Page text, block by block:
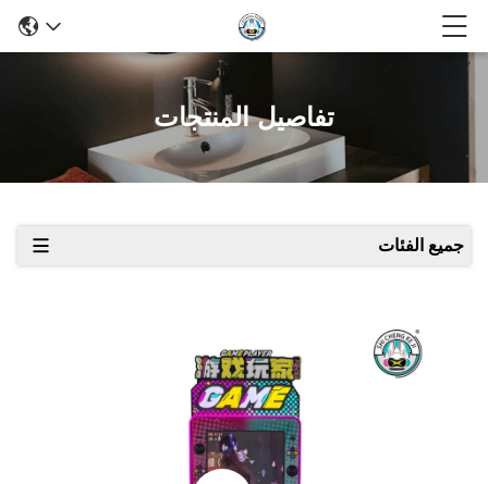
تفاصيل المنتجات
جميع الفئات